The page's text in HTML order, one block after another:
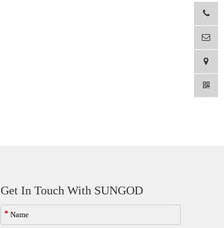
Get In Touch With SUNGOD
*